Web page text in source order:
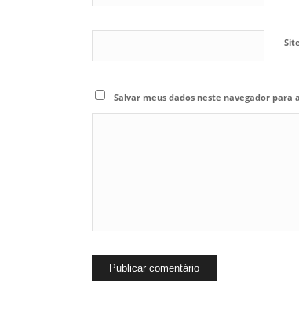
Site
Salvar meus dados neste navegador